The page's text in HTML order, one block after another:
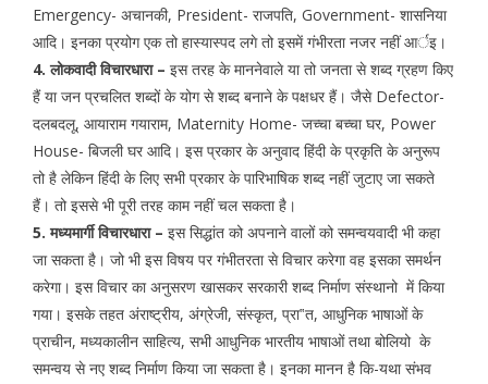
Emergency- अचानकी, President- राजपति, Government- शासनिया
आदि। इनका प्रयोग एक तो हास्यास्पद लगे तो इसमें गंभीरता नजर नहीं आर्इ।
4. लोकवादी विचारधारा – इस तरह के माननेवाले या तो जनता से शब्द ग्रहण किए
हैं या जन प्रचलित शब्दों के योग से शब्द बनाने के पक्षधर हैं। जैसे Defector-
दलबदलू, आयाराम गयाराम, Maternity Home- जच्चा बच्चा घर, Power
House- बिजली घर आदि। इस प्रकार के अनुवाद हिंदी के प्रकृति के अनुरूप
तो है लेकिन हिंदी के लिए सभी प्रकार के पारिभाषिक शब्द नहीं जुटाए जा सकते
हैं। तो इससे भी पूरी तरह काम नहीं चल सकता है।
5. मध्यमार्गी विचारधारा – इस सिद्धांत को अपनाने वालों को समन्वयवादी भी कहा
जा सकता है। जो भी इस विषय पर गंभीतरता से विचार करेगा वह इसका समर्थन
करेगा। इस विचार का अनुसरण खासकर सरकारी शब्द निर्माण संस्थानो में किया
गया। इसके तहत अंराष्ट्रीय, अंग्रेजी, संस्कृत, प्रा‟त, आधुनिक भाषाओं के
प्राचीन, मध्यकालीन साहित्य, सभी आधुनिक भारतीय भाषाओं तथा बोलियो के
समन्वय से नए शब्द निर्माण किया जा सकता है। इनका मानन है कि-यथा संभव